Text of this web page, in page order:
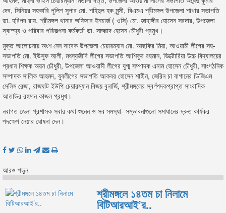
দেব, সিনিয়র সহকারি পুলিশ সুপার মো. শহিদুল হক মুন্সী, বিএমএ শ্রীমঙ্গল উপজেলা শাখার সভাপতি
ডা. হরিপদ রায়, শ্রীমঙ্গল থানার অফিসার ইনচার্জ ( ওসি) মো. জাহাঙ্গীর হোসেন সরদার, উপজেলা
স্বাস্হ্য ও পরিবার পরিকল্পনা কর্মকর্তা ডা. সাজ্জাদ হেসেন চৌধুরী প্রমুখ।
মুক্ত আলোচনায় অংশ নেন সাবেক উপজেলা চেয়ারম্যান মো. আছকির মিয়া, আওয়ামী লীগের সহ-
সভাপতি মো. ইউসুফ আলী, মৎস্যজীবি লীগের সভাপতি আশিকুর রহমান, ভিক্টোরিয়া উচ্চ বিদ্যালয়ের
প্রধান শিক্ষক অয়ন চৌধুরী, উপজেলা আওয়ামী লীগের যুগ্ম সম্পাদক এনাম হোসেন চৌধুরী, সাংগঠনিক
সম্পাদক সালিক আহমদ, যুবলীগের সভাপতি আকবর হোসেন শাহীন, জেরিন চা বাগানের ডিজিএম
সেলিম রেজা, রাজঘাট ইউপি চেয়ারম্যান বিজয় বুনার্জি, শ্রীমঙ্গলের স্বর্ণপদকপ্রাপ্ত সাংবাদিক
আতাউর রহমান কাজল প্রমুখ।
নবাগত জেলা প্রশাসক সবার কথা শুনেন ও সব সমস্যা- সম্ভাবনাগুলো সমাধানের দ্রুত কার্যকর
পদক্ষেপ নেয়ার ঘোষনা দেন।
আরও পড়ুন
শ্রীমঙ্গলে ১৪তম চা নিলামে
বিটিআরআই’র..